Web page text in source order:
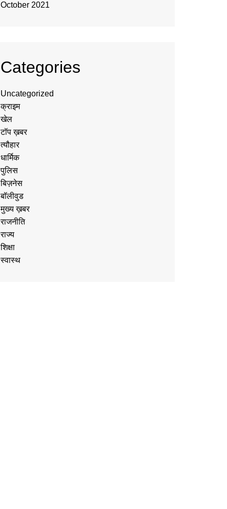
October 2021
Categories
Uncategorized
क्राइम
खेल
टॉप ख़बर
त्यौहार
धार्मिक
पुलिस
बिज़नेस
बॉलीवुड
मुख्य ख़बर
राजनीति
राज्य
शिक्षा
स्वास्थ